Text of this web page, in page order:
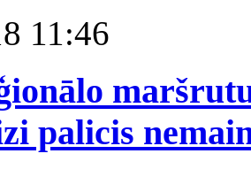
11:46
palicis